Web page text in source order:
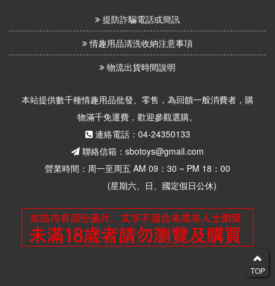
提防詐騙電話或簡訊
情趣用品清洗收納注意事項
物流出貨時間說明
本站提供數千種情趣用品批發、零售，為回饋一般消費者，購
物滿千免運費，歡迎參觀選購。
連絡電話：04-24350133
聯絡信箱：sbotoys@gmail.com
營業時間：周一至周五 AM 09：30 ~ PM 18：00
(星期六、日、國定假日公休)
TOP